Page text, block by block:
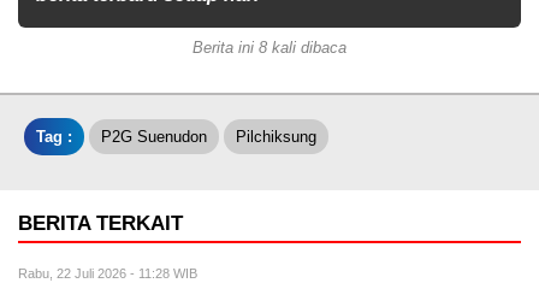
Berita ini 8 kali dibaca
Tag : P2G Suenudon Pilchiksung
BERITA TERKAIT
Rabu, 22 Juli 2026 - 11:28 WIB